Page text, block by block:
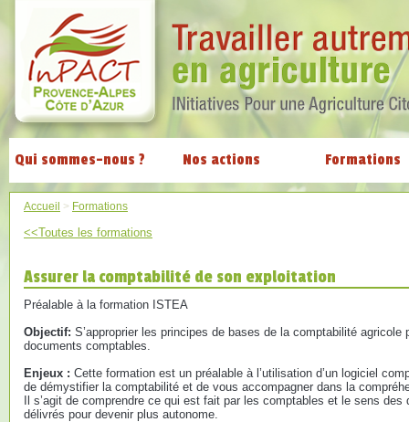
Qui sommes-nous ? Nos actions Formations
Accueil > Formations
<<Toutes les formations
Assurer la comptabilité de son exploitation
Préalable à la formation ISTEA
Objectif: S’approprier les principes de bases de la comptabilité agricole
documents comptables.
Enjeux : Cette formation est un préalable à l’utilisation d’un logiciel
de démystifier la comptabilité et de vous accompagner dans la
Il s’agit de comprendre ce qui est fait par les comptables et le sens
délivrés pour devenir plus autonome.